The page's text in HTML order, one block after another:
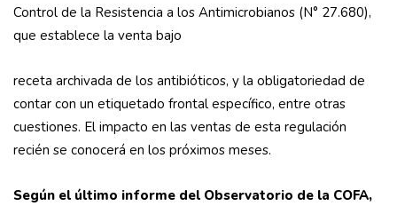
Control de la Resistencia a los Antimicrobianos (N° 27.680),
que establece la venta bajo
receta archivada de los antibióticos, y la obligatoriedad de
contar con un etiquetado frontal específico, entre otras
cuestiones. El impacto en las ventas de esta regulación
recién se conocerá en los próximos meses.
Según el último informe del Observatorio de la COFA,